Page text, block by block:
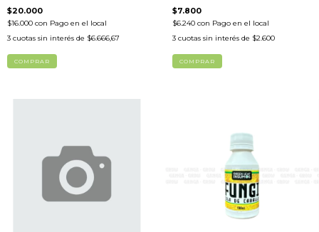
$20.000
$16.000 con Pago en el local
3 cuotas sin interés de $6.666,67
$7.800
$6.240 con Pago en el local
3 cuotas sin interés de $2.600